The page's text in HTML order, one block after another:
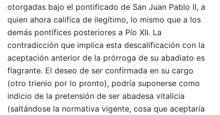
otorgadas bajo el pontificado de San Juan Pablo II, a
quien ahora califica de ilegítimo, lo mismo que a los
demás pontífices posteriores a Pío XII. La
contradicción que implica esta descalificación con la
aceptación anterior de la prórroga de su abadiato es
flagrante. El deseo de ser confirmada en su cargo
(otro trienio por lo pronto), podría suponerse como
indicio de la pretensión de ser abadesa vitalicia
(saltándose la normativa vigente, cosa que aceptaría